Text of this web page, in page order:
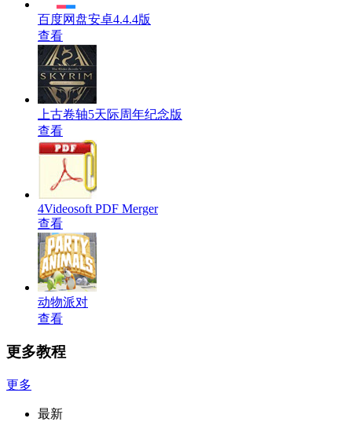
百度网盘安卓4.4.4版
查看
上古卷轴5天际周年纪念版
查看
4Videosoft PDF Merger
查看
动物派对
查看
更多教程
更多
最新